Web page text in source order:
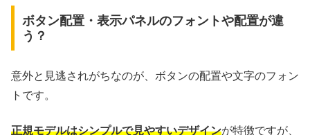
ボタン配置・表示パネルのフォントや配置が違
う？
意外と見逃されがちなのが、ボタンの配置や文字のフォン
トです。
正規モデルはシンプルで見やすいデザインが特徴ですが、